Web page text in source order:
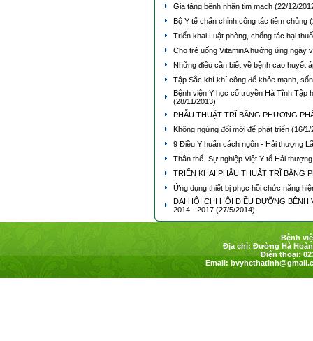
Gia tăng bệnh nhân tim mạch (22/12/
Bộ Y tế chấn chỉnh công tác tiêm chủng
Triển khai Luật phòng, chống tác hại
Cho trẻ uống VitaminA hưởng ứng ngày
Những điều cần biết về bệnh cao huyết
Tập Sắc khí khí công để khỏe mạnh,
Bệnh viện Y học cổ truyền Hà Tĩnh Tập
(28/11/2013)
PHẪU THUẬT TRĨ BẰNG PHƯƠNG
Không ngừng đổi mới để phát triển (16/1/
9 Điều Y huấn cách ngôn - Hải thượng
Thân thế -Sự nghiệp Việt Y tổ Hải
TRIỂN KHAI PHẪU THUẬT TRĨ BẰNG
Ứng dụng thiết bị phục hồi chức năng
ĐẠI HỘI CHI HỘI ĐIỀU DƯỠNG BỆNH
2014 - 2017 (27/5/2014)
Bệnh
Địa chỉ: Đường Hà
Điện thoại:
Email: